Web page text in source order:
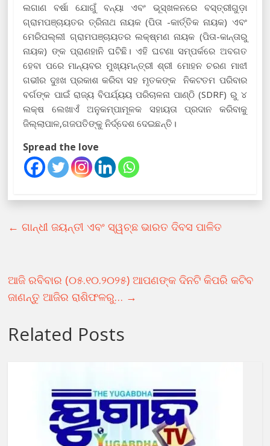
ଲଗାଣ ବର୍ଷା ଯୋଗୁଁ ବନ୍ୟା ଏବଂ ଭୂସ୍ଖଳନରେ ବସ୍ତ୍ରୀଗୁଡ଼ା
ଗ୍ରାମପଞ୍ଚାୟତର ତ୍ରିନାଥ ନାୟକ (ପିତା -କାର୍ତ୍ତିକ ନାୟକ) ଏବଂ
ମେରିପଲ୍ଲୀ ଗ୍ରାମପଞ୍ଚାୟତର ଲକ୍ଷ୍ମଣ ନାୟକ (ପିତା-କାନ୍ତାରୁ
ନାୟକ) ଙ୍କ ପ୍ରାଣହାନି ଘଟିଛି। ଏହି ଘଟଣା ସମ୍ପର୍କରେ ଅବଗତ
ହେବା ପରେ ମାନ୍ୟବର ମୁଖ୍ୟମନ୍ତ୍ରୀ ଶ୍ରୀ ମୋହନ ଚରଣ ମାଝୀ
ଗଭୀର ଦୁଃଖ ପ୍ରକାଶ କରିବା ସହ ମୃତକଙ୍କ ନିକଟତମ ପରିବାର
ବର୍ଗଙ୍କ ପାଇଁ ରାଜ୍ୟ ବିପର୍ଯ୍ୟୟ ପରିଚାଳନା ପାଣ୍ଠି (SDRF) ରୁ ୪
ଲକ୍ଷ ଲେଖାଏଁ ଅନୁକମ୍ପାମୂଳକ ସହାୟତା ପ୍ରଦାନ କରିବାକୁ
ଜିଲ୍ଲାପାଳ,ଗଜପତିଙ୍କୁ ନିର୍ଦ୍ଦେଶ ଦେଇଛନ୍ତି।
Spread the love
← ଗାନ୍ଧୀ ଜୟନ୍ତୀ ଏବଂ ସ୍ୱଚ୍ଛ ଭାରତ ଦିବସ ପାଳିତ
ଆଜି ରବିବାର (୦୫.୧୦.୨୦୨୫) ଆପଣଙ୍କ ଦିନଟି କିପରି କଟିବ
ଜାଣନ୍ତୁ ଆଜିର ରାଶିଫଳରୁ… →
Related Posts